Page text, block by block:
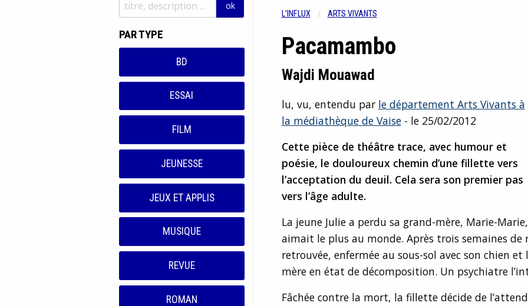
PAR TYPE
BD
ESSAI
FILM
JEUNESSE
JEUX ET APPLIS
MUSIQUE
REVUE
ROMAN
L'INFLUX ARTS VIVANTS
Pacamambo
Wajdi Mouawad
lu, vu, entendu par le département Arts Vivants à
la médiathèque de Vaise- le 25/02/2012
Cette pièce de théâtre trace, avec humour et
poésie, le douloureux chemin d’une fillette vers
l’acceptation du deuil. Cela sera son premier pas
vers l’âge adulte.
La jeune Julie a perdu sa grand-mère, Marie-
aimait le plus au monde. Après trois semaines de
retrouvée, enfermée au sous-sol avec son chien et
mère en état de décomposition. Un psychiatre
Fâchée contre la mort, la fillette décide de